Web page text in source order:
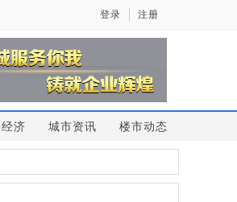
登录 注册
楼市动态
城市资讯
济